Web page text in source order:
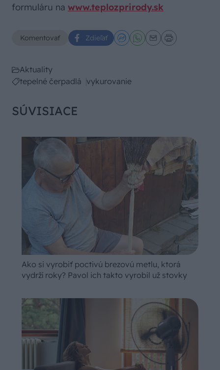
formuláru na www.teplozprirody.sk
Komentovať Zdieľať
Aktuality
tepelné čerpadlá vykurovanie
SÚVISIACE
Ako si vyrobiť poctivú brezovú metlu, ktorá
vydrží roky? Pavol ich takto vyrobil už stovky